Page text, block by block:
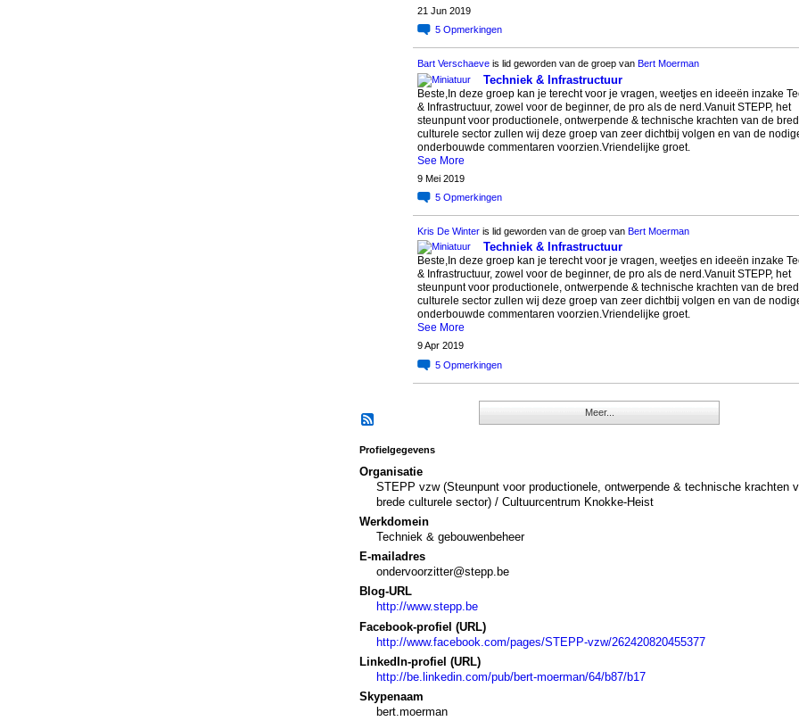
21 Jun 2019
5 Opmerkingen
Bart Verschaeveis lid geworden van de groep van Bert Moerman
Techniek & Infrastructuur
Beste,In deze groep kan je terecht voor je vragen, weetjes en ideeën inzake
& Infrastructuur, zowel voor de beginner, de pro als de nerd.Vanuit STEPP, het
steunpunt voor productionele, ontwerpende & technische krachten van de
culturele sector zullen wij deze groep van zeer dichtbij volgen en van de
onderbouwde commentaren voorzien.Vriendelijke groet.
See More
9 Mei 2019
5 Opmerkingen
Kris De Winteris lid geworden van de groep van Bert Moerman
Techniek & Infrastructuur
Beste,In deze groep kan je terecht voor je vragen, weetjes en ideeën inzake
& Infrastructuur, zowel voor de beginner, de pro als de nerd.Vanuit STEPP, het
steunpunt voor productionele, ontwerpende & technische krachten van de
culturele sector zullen wij deze groep van zeer dichtbij volgen en van de
onderbouwde commentaren voorzien.Vriendelijke groet.
See More
9 Apr 2019
5 Opmerkingen
Meer...
Profielgegevens
Organisatie
STEPP vzw (Steunpunt voor productionele, ontwerpende & technische krachten
brede culturele sector) / Cultuurcentrum Knokke-Heist
Werkdomein
Techniek & gebouwenbeheer
E-mailadres
ondervoorzitter@stepp.be
Blog-URL
http://www.stepp.be
Facebook-profiel (URL)
http://www.facebook.com/pages/STEPP-vzw/262420820455377
LinkedIn-profiel (URL)
http://be.linkedin.com/pub/bert-moerman/64/b87/b17
Skypenaam
bert.moerman